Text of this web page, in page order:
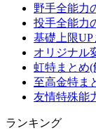
野手全能力
投手全能力
基礎上限
オリジナル
虹特まとめ
至高金特ま
友情特殊能
ランキング